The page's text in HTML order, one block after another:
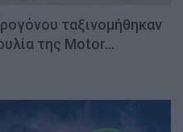
ταξινομήθηκαν
της Motor…